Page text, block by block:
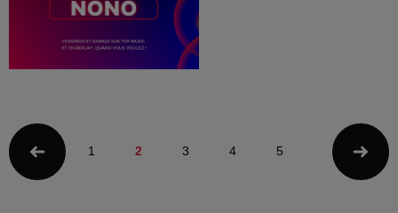
1 2 3 4 5